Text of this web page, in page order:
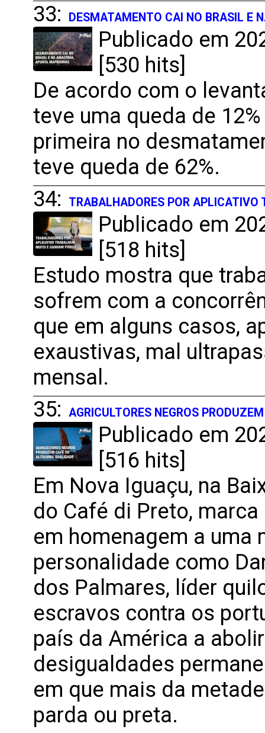
33: DESMATAMENTO CAI NO BRASIL E
Publicado em
[530 hits]
De acordo com o
teve uma queda de
primeira no
teve queda de 62%.
34:
TRABALHADORES POR
Publicado em
[518 hits]
Estudo mostra que
sofrem com a
que em alguns casos,
exaustivas, mal
mensal.
35:
AGRICULTORES NEGROS
Publicado em
[516 hits]
Em Nova Iguaçu, na
do Café di Preto,
em homenagem a uma
personalidade como
dos Palmares, líder
escravos contra os
país da América a
desigualdades
em que mais da
parda ou preta.